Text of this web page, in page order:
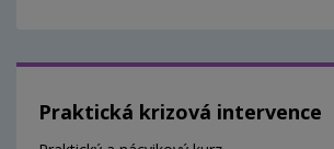
Praktická krizová intervence